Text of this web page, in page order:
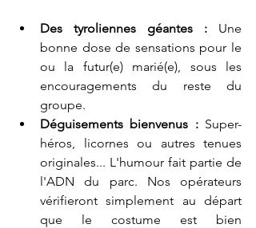
Des tyroliennes géantes : Une
bonne dose de sensations pour le
ou la futur(e) marié(e), sous les
encouragements du reste du
groupe.
Déguisements bienvenus : Super-
héros, licornes ou autres tenues
originales... L'humour fait partie de
l'ADN du parc. Nos opérateurs
vérifieront simplement au départ
que le costume est bien